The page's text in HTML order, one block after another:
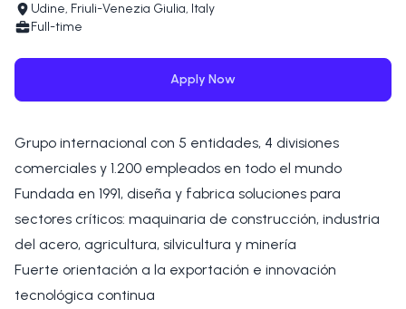
Udine, Friuli-Venezia Giulia, Italy
Full-time
Apply Now
Grupo internacional con 5 entidades, 4 divisiones
comerciales y 1.200 empleados en todo el mundo
Fundada en 1991, diseña y fabrica soluciones para
sectores críticos: maquinaria de construcción, industria
del acero, agricultura, silvicultura y minería
Fuerte orientación a la exportación e innovación
tecnológica continua